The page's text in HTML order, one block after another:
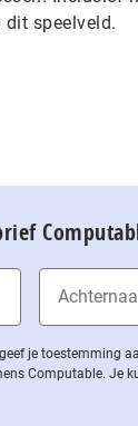
speelveld.
je toestemming
Computable. Je